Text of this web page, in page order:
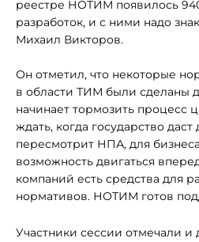
реестре НОТИМ появилось
разработок, и с ними надо
Михаил Викторов.
Он отметил, что некоторые
в области ТИМ были сделаны
начинает тормозить процесс
ждать, когда государство
пересмотрит НПА, для
возможность двигаться
компаний есть средства для
нормативов. НОТИМ готов
Участники сессии отмечали